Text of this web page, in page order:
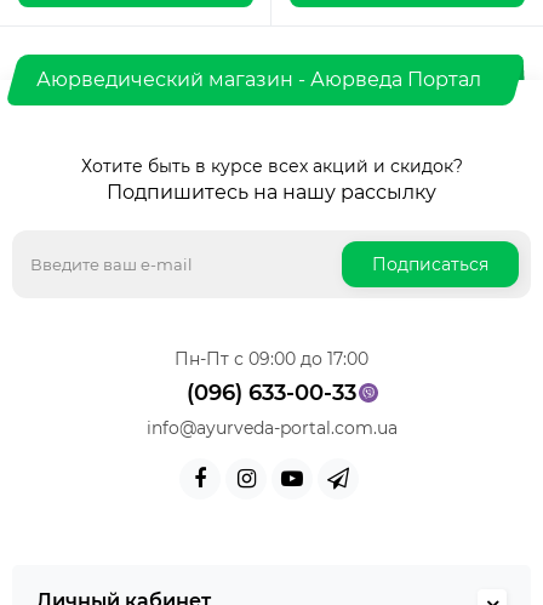
Аюрведический магазин - Аюрведа Портал
Хотите быть в курсе всех акций и скидок?
Подпишитесь на нашу рассылку
Подписаться
Пн-Пт с 09:00 до 17:00
(096) 633-00-33
info@ayurveda-portal.com.ua